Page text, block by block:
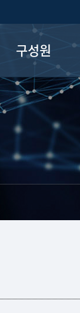
구성원
교수진
교직원